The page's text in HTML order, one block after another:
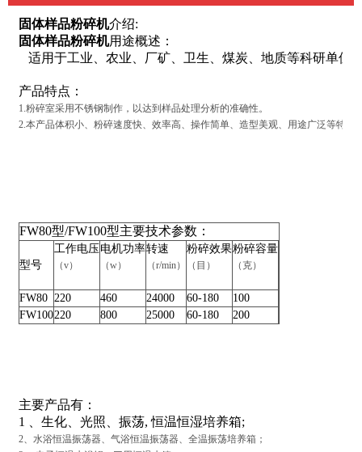
固体样品粉碎机介绍:
固体样品粉碎机用途概述：
适用于工业、农业、厂矿、卫生、煤炭、地质等科研单位
产品特点：
1.粉碎室采用不锈钢制作，以达到样品处理分析的准确性。
2.本产品体积小、粉碎速度快、效率高、操作简单、造型美观、用途广泛等特点
FW80型/FW100型主要技术参数：
型号
工作电压
（v）
电机功率
（w）
转速
（r/min）
粉碎效果
（目）
粉碎容量
（克）
FW80 220 460 24000 60-180
100
FW100220 800 25000 60-180 200
主要产品有：
1 、生化、光照、振荡, 恒温恒湿培养箱;
2、水浴恒温振荡器、气浴恒温振荡器、全温振荡培养箱；